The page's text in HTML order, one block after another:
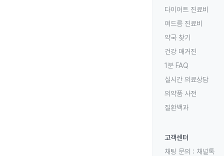
다이어트 진료비
여드름 진료비
약국 찾기
건강 매거진
1분 FAQ
실시간 의료상담
의약품 사전
질환백과
고객센터
채팅 문의 : 채널톡